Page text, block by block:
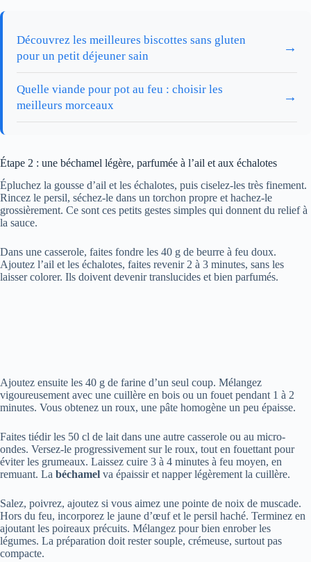
Découvrez les meilleures biscottes sans gluten
pour un petit déjeuner sain
→
Quelle viande pour pot au feu : choisir les
meilleurs morceaux
→
Étape 2 : une béchamel légère, parfumée à l’ail et aux échalotes
Épluchez la gousse d’ail et les échalotes, puis ciselez-les très finement.
Rincez le persil, séchez-le dans un torchon propre et hachez-le
grossièrement. Ce sont ces petits gestes simples qui donnent du relief à
la sauce.
Dans une casserole, faites fondre les 40 g de beurre à feu doux.
Ajoutez l’ail et les échalotes, faites revenir 2 à 3 minutes, sans les
laisser colorer. Ils doivent devenir translucides et bien parfumés.
Ajoutez ensuite les 40 g de farine d’un seul coup. Mélangez
vigoureusement avec une cuillère en bois ou un fouet pendant 1 à 2
minutes. Vous obtenez un roux, une pâte homogène un peu épaisse.
Faites tiédir les 50 cl de lait dans une autre casserole ou au micro-
ondes. Versez-le progressivement sur le roux, tout en fouettant pour
éviter les grumeaux. Laissez cuire 3 à 4 minutes à feu moyen, en
remuant. La béchamel va épaissir et napper légèrement la cuillère.
Salez, poivrez, ajoutez si vous aimez une pointe de noix de muscade.
Hors du feu, incorporez le jaune d’œuf et le persil haché. Terminez en
ajoutant les poireaux précuits. Mélangez pour bien enrober les
légumes. La préparation doit rester souple, crémeuse, surtout pas
compacte.